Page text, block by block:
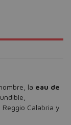
la eau de
Calabria y